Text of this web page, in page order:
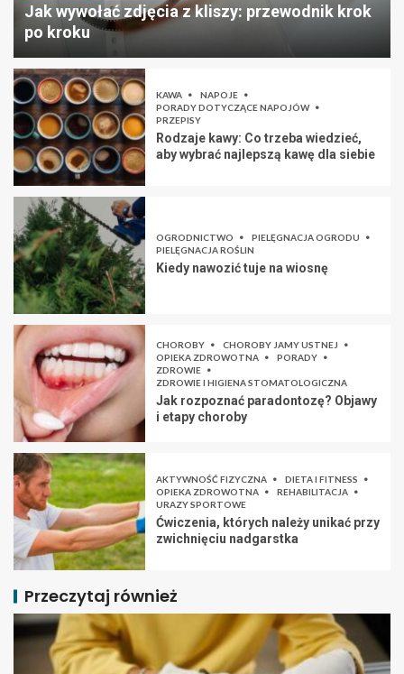
Jak wywołać zdjęcia z kliszy: przewodnik krok
po kroku
KAWA
NAPOJE
PORADY DOTYCZĄCE NAPOJÓW
PRZEPISY
Rodzaje kawy: Co trzeba wiedzieć,
aby wybrać najlepszą kawę dla siebie
OGRODNICTWO
PIELĘGNACJA OGRODU
PIELĘGNACJA ROŚLIN
Kiedy nawozić tuje na wiosnę
CHOROBY
CHOROBY JAMY USTNEJ
OPIEKA ZDROWOTNA
PORADY
ZDROWIE
ZDROWIE I HIGIENA STOMATOLOGICZNA
Jak rozpoznać paradontozę? Objawy
i etapy choroby
AKTYWNOŚĆ FIZYCZNA
DIETA I FITNESS
OPIEKA ZDROWOTNA
REHABILITACJA
URAZY SPORTOWE
Ćwiczenia, których należy unikać przy
zwichnięciu nadgarstka
Przeczytaj również